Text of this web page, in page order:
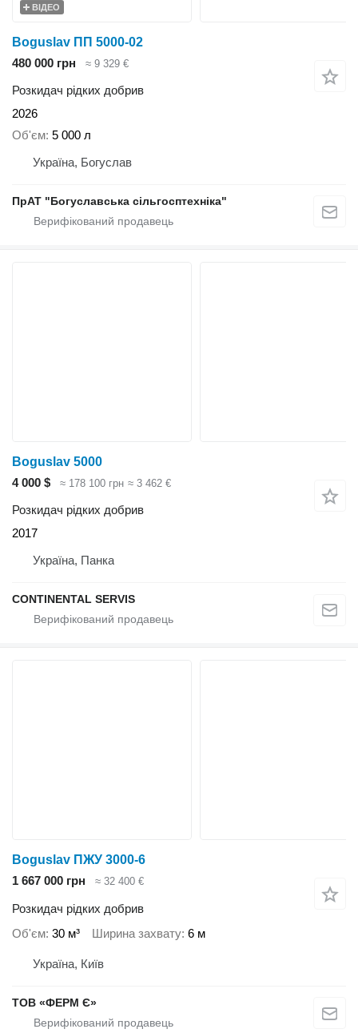
ВІДЕО
Boguslav ПП 5000-02
480 000 грн
≈ 9 329 €
Розкидач рідких добрив
2026
Об'єм 5 000 л
Україна, Богуслав
ПрАТ "Богуславська сільгосптехніка"
Boguslav 5000
4 000 $
≈ 178 100 грн ≈ 3 462 €
Розкидач рідких добрив
2017
Україна, Панка
CONTINENTAL SERVIS
Boguslav ПЖУ 3000-6
1 667 000 грн
≈ 32 400 €
Розкидач рідких добрив
Об'єм 30 м³ Ширина захвату 6 м
Україна, Київ
ТОВ «ФЕРМ Є»